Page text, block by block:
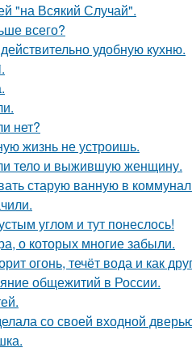
"на Всякий Случай".
всего?
удобную кухню.
нет?
жизнь не устроишь.
тело и выжившую женщину.
старую ванную в
углом и тут понеслось!
о которых многие забыли.
огонь, течёт вода и как
общежитий в России.
со своей входной